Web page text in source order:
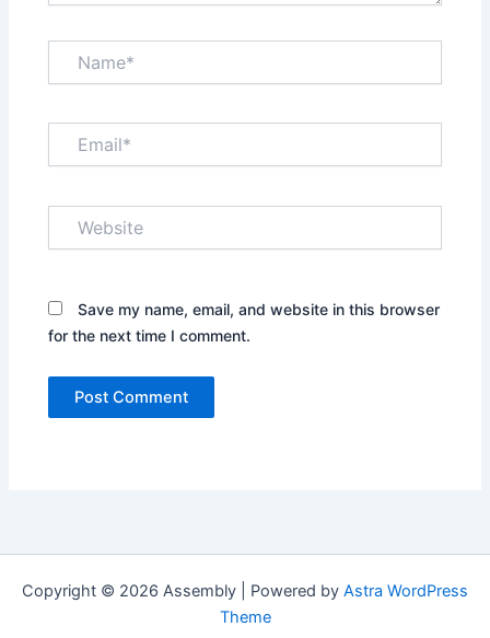
Save my name, email, and website in this browser
for the next time I comment.
Copyright © 2026 Assembly | Powered by Astra WordPress
Theme